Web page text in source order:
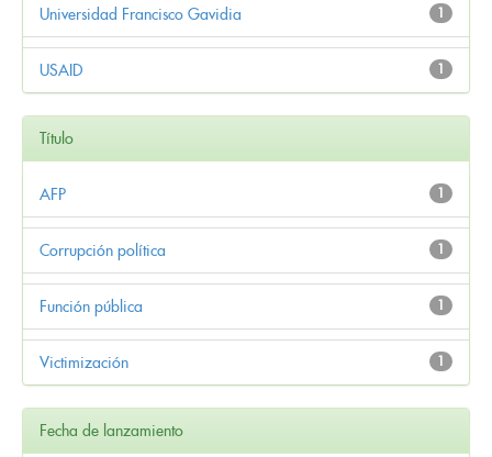
1
Universidad Francisco Gavidia
1
USAID
Título
1
AFP
1
Corrupción política
1
Función pública
1
Victimización
Fecha de lanzamiento